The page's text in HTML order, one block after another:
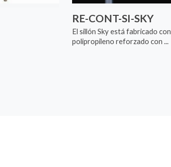
RE-CONT-SI-SKY
El sillón Sky está fabricado con
polipropileno reforzado con ...